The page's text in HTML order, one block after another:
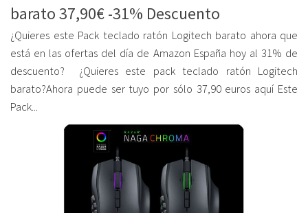
barato 37,90€ -31% Descuento
¿Quieres este Pack teclado ratón Logitech barato ahora que
está en las ofertas del día de Amazon España hoy al 31% de
descuento? ¿Quieres este pack teclado ratón Logitech
barato?Ahora puede ser tuyo por sólo 37,90 euros aquí Este
Pack...